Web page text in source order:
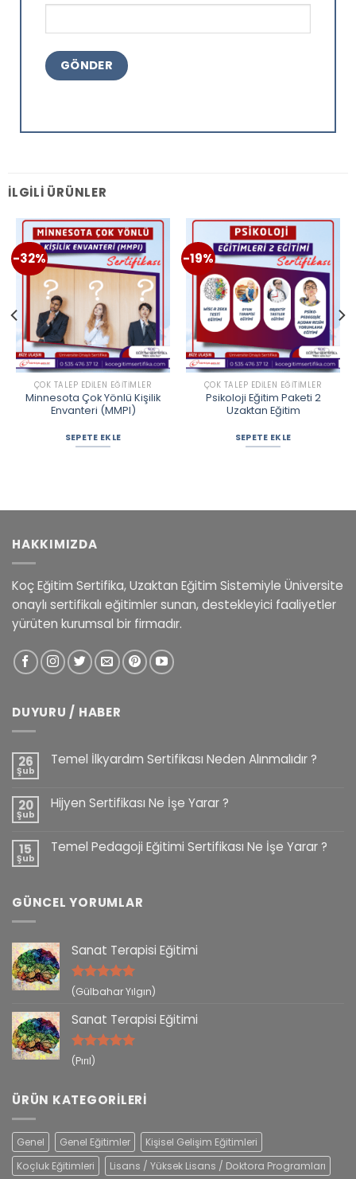
İLGILI ÜRÜNLER
-32%
ÇOK TALEP EDILEN EĞITIMLER
Minnesota Çok Yönlü Kişilik
Envanteri (MMPI)
SEPETE EKLE
-19%
ÇOK TALEP EDILEN EĞITIMLER
Psikoloji Eğitim Paketi 2
Uzaktan Eğitim
SEPETE EKLE
HAKKIMIZDA
Koç Eğitim Sertifika, Uzaktan Eğitim Sistemiyle Üniversite
onaylı sertifikalı eğitimler sunan, destekleyici faaliyetler
yürüten kurumsal bir firmadır.
DUYURU / HABER
26
Şub
Temel İlkyardım Sertifikası Neden Alınmalıdır ?
20
Şub
Hijyen Sertifikası Ne İşe Yarar ?
15
Şub
Temel Pedagoji Eğitimi Sertifikası Ne İşe Yarar ?
GÜNCEL YORUMLAR
Sanat Terapisi Eğitimi
5 üzerinden
(Gülbahar Yılgın)
Sanat Terapisi Eğitimi
5 üzerinden
(Pırıl)
ÜRÜN KATEGORILERI
Genel Genel Eğitimler
Kişisel Gelişim Eğitimleri
Koçluk Eğitimleri
Lisans / Yüksek Lisans / Doktora Programları